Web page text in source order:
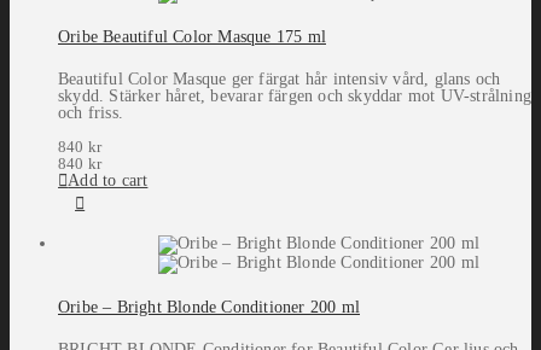
Oribe Beautiful Color Masque 175 ml
Beautiful Color Masque ger färgat hår intensiv vård, glans och
skydd. Stärker håret, bevarar färgen och skyddar mot UV-strålning
och friss.
840 kr
840 kr
Add to cart
Oribe – Bright Blonde Conditioner 200 ml